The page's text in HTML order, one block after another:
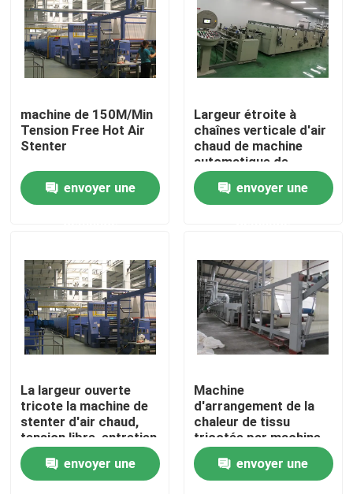
Maison
Produits
Visite d'usine
Contrôle de qualité
Contactez-nous
nouvelles
Demandez une citation
machine de 150M/Min
Tension Free Hot Air
Stenter
envoyer une
Largeur étroite à
chaînes verticale d'air
chaud de machine
automatique de
Stenter adaptée aux
besoins du client
envoyer une
La largeur ouverte
tricote la machine de
stenter d'air chaud,
tension libre, entretien
simple
envoyer une
Machine
d'arrangement de la
chaleur de tissu
tricotée par machine
textile de Stenter de
tissu de chauffage par
huile thermique
envoyer une